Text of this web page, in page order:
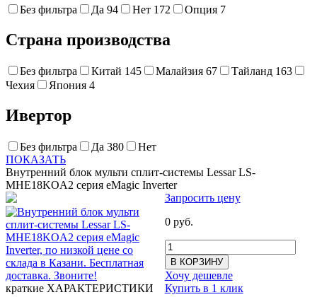
Без фильтра Да 94 Нет 172 Опция 7
Страна производства
Без фильтра Китай 145 Малайзия 67 Тайланд 163
Чехия
Япония 4
Ивертор
Без фильтра Да 380
Нет
ПОКАЗАТЬ
Внутренний блок мульти сплит-системы Lessar LS-
MHE18KOA2 серия eMagic Inverter
Запросить цену
0 руб.
В КОРЗИНУ
Хочу дешевле
Купить в 1 клик
краткие ХАРАКТЕРИСТИКИ